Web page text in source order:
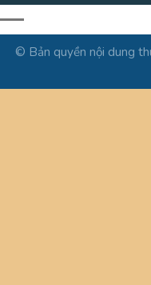
© Bản quyền nội dung